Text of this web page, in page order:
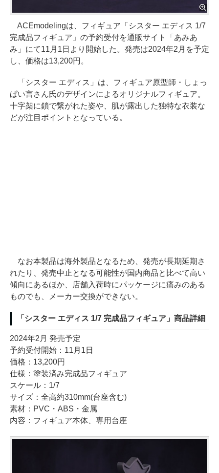
ACEmodelingは、フィギュア「シスター エディス 1/7
完成品フィギュア」の予約受付を通販サイト「あみあ
み」にて11月1日より開始した。発売は2024年2月を予定
し、価格は13,200円。
「シスター エディス」は、フィギュア原型師・しょっ
ぱい言さん氏のデザインによるオリジナルフィギュア。
十字架に鎖で繋がれた姿や、肌が露出した独特な衣装な
どが注目ポイントとなっている。
なお本製品は海外製品となるため、発売が長期延期さ
れたり、発売中止となる可能性が国内商品と比べて高い
傾向にあるほか、店舗入荷時にパッケージに痛みのある
ものでも、メーカー交換ができない。
「シスター エディス 1/7 完成品フィギュア」商品詳細
2024年2月 発売予定
予約受付開始：11月1日
価格：13,200円
仕様：塗装済み完成品フィギュア
スケール：1/7
サイズ：全高約310mm(台座含む)
素材：PVC・ABS・金属
内容：フィギュア本体、専用台座